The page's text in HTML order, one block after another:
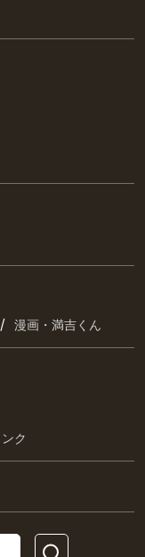
/ 漫画・満吉くん
ンク